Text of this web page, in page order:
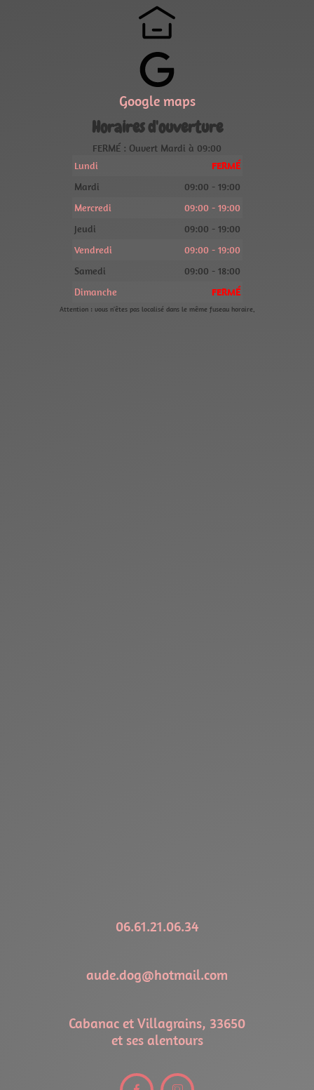
Google maps
Horaires d'ouverture
FERMÉ : Ouvert Mardi à 09:00
Lundi
FERMÉ
Mardi
09:00 - 19:00
Mercredi
09:00 - 19:00
Jeudi
09:00 - 19:00
Vendredi
09:00 - 19:00
Samedi
09:00 - 18:00
Dimanche
FERMÉ
Attention : vous n'êtes pas localisé dans le même fuseau horaire.
06.61.21.06.34
aude.dog@hotmail.com
Cabanac et Villagrains, 33650
et ses alentours